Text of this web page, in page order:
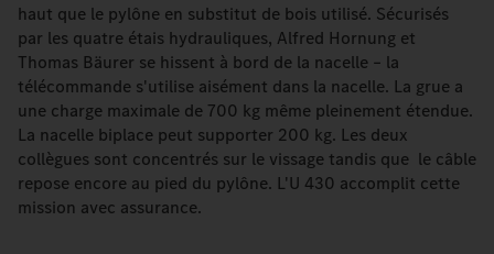
haut que le pylône en substitut de bois utilisé. Sécurisés
par les quatre étais hydrauliques, Alfred Hornung et
Thomas Bäurer se hissent à bord de la nacelle – la
télécommande s'utilise aisément dans la nacelle. La grue a
une charge maximale de 700 kg même pleinement étendue.
La nacelle biplace peut supporter 200 kg. Les deux
collègues sont concentrés sur le vissage tandis que le câble
repose encore au pied du pylône. L'U 430 accomplit cette
mission avec assurance.